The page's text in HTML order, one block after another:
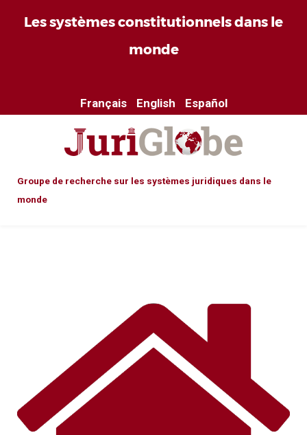
Les systèmes constitutionnels dans le
monde
Français English Español
Groupe de recherche sur les systèmes juridiques dans le
monde